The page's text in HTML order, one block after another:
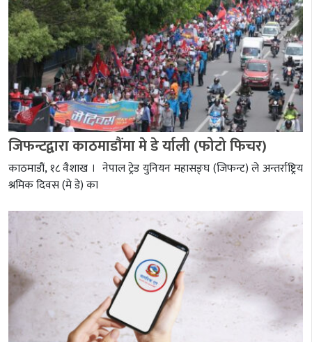
जिफन्टद्वारा काठमाडौंमा मे डे र्याली (फोटो फिचर)
काठमाडौं, १८ वैशाख । नेपाल ट्रेड युनियन महासङ्घ (जिफन्ट) ले अन्तर्राष्ट्रिय
श्रमिक दिवस (मे डे) का